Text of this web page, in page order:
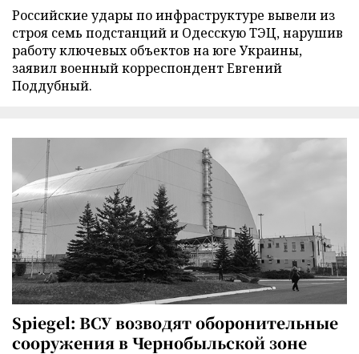
Российские удары по инфраструктуре вывели из
строя семь подстанций и Одесскую ТЭЦ, нарушив
работу ключевых объектов на юге Украины,
заявил военный корреспондент Евгений
Поддубный.
Spiegel: ВСУ возводят оборонительные
сооружения в Чернобыльской зоне